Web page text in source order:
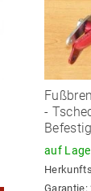
-
auf
Garantie: